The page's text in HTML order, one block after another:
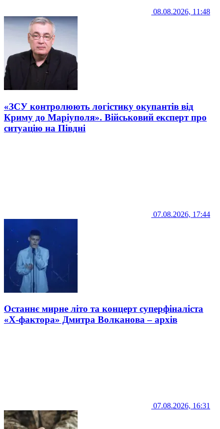
08.08.2026, 11:48
«ЗСУ контролюють логістику окупантів від
Криму до Маріуполя». Військовий експерт про
ситуацію на Півдні
07.08.2026, 17:44
Останнє мирне літо та концерт суперфіналіста
«Х-фактора» Дмитра Волканова – архів
07.08.2026, 16:31